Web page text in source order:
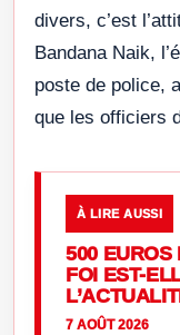
divers, c’est
Bandana Naik,
poste de police,
que les officiers
À LIRE AUSSI
500 EUROS
FOI EST-
7 AOÛT 2026